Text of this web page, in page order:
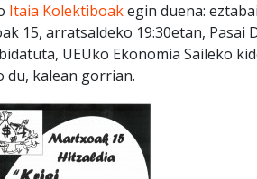
Itaia Kolektiboakegin duena:
15, arratsaldeko 19:30etan, Pasai
UEUko Ekonomia Saileko
kalean gorrian.